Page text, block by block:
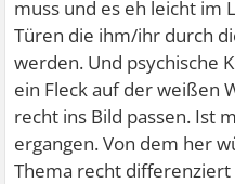
muss und es eh leicht im
Türen die ihm/ihr durch
werden. Und psychische
ein Fleck auf der weißen
recht ins Bild passen. Ist
ergangen. Von dem her
Thema recht